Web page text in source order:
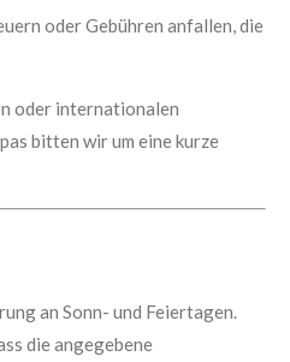
oder Gebühren anfallen, die
oder internationalen
bitten wir um eine kurze
an Sonn- und Feiertagen.
die angegebene